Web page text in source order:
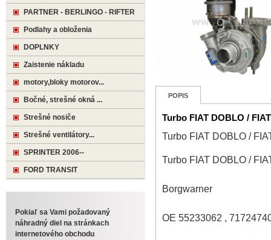
POPIS
Turbo FIAT DOBLO /
Turbo FIAT DOBLO /
Turbo FIAT DOBLO /
Borgwarner
OE 55233062 ,
PARTNER - BERLINGO - RIFTER
Podlahy a obloženia
DOPLNKY
Zaistenie nákladu
motory,bloky motorov...
Bočné, strešné okná ...
Strešné nosiče
Strešné ventilátory...
SPRINTER 2006--
FORD TRANSIT
Pokiaľ sa Vami požadovaný
náhradný diel na stránkach
internetového obchodu